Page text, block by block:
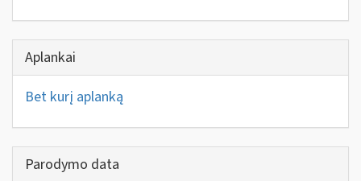
Aplankai
Bet kurį aplanką
Parodymo data